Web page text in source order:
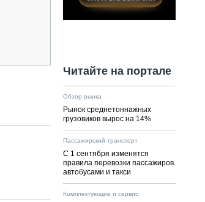
Читайте на портале
Обзор рынка
Рынок среднетоннажных
грузовиков вырос на 14%
Пассажирский транспорт
С 1 сентября изменятся
правила перевозки пассажиров
автобусами и такси
Комплектующие и сервис